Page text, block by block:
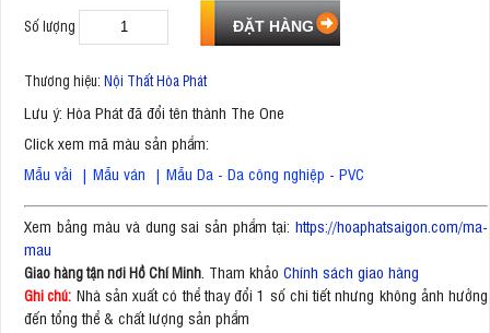
Số lượng
Thương hiệu: Nội Thất Hòa Phát
Lưu ý: Hòa Phát đã đổi tên thành The One
Click xem mã màu sản phẩm:
Mẫu vải | Mẫu ván | Mẫu Da - Da công nghiệp - PVC
Xem bảng màu và dung sai sản phẩm tại: https://hoaphatsaigon.com/ma-
mau
Giao hàng tận nơi Hồ Chí Minh . Tham khảo Chính sách giao hàng
Ghi chú: Nhà sản xuất có thể thay đổi 1 số chi tiết nhưng không ảnh hưởng
đến tổng thể & chất lượng sản phẩm